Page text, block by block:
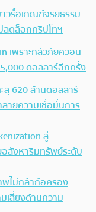
วรื้อเกณฑ์จริยธรรม
ดล็อกคริปโทฯ
เพราะกลัวภัยควอน
ดอลลาร์อีกครั้ง
ลุ 620 ล้านดอลลาร์
ายความเชื่อมั่นการ
สู่
อสังหาริมทรัพย์ระดับ
ไม่กล้าถือครอง
เสี่ยงด้านความ